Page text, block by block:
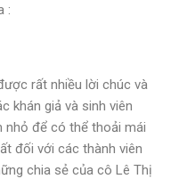
:
rất nhiều lời chúc và
khán giả và sinh viên
nhỏ để có thể thoải mái
đối với các thành viên
chia sẻ của cô Lê Thị